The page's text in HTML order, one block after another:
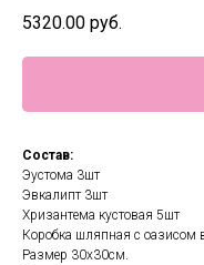
5320.00 руб.
Состав:
Эустома 3шт
Эвкалипт 3шт
Хризантема кустовая 5шт
Коробка шляпная с оазисом
Размер 30х30см.